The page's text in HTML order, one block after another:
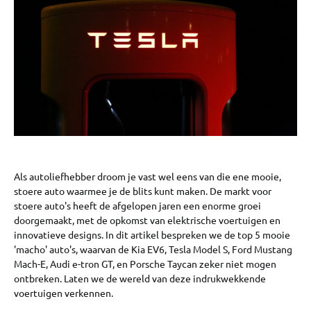
Als autoliefhebber droom je vast wel eens van die ene mooie,
stoere auto waarmee je de blits kunt maken. De markt voor
stoere auto's heeft de afgelopen jaren een enorme groei
doorgemaakt, met de opkomst van elektrische voertuigen en
innovatieve designs. In dit artikel bespreken we de top 5 mooie
'macho' auto's, waarvan de Kia EV6, Tesla Model S, Ford Mustang
Mach-E, Audi e-tron GT, en Porsche Taycan zeker niet mogen
ontbreken. Laten we de wereld van deze indrukwekkende
voertuigen verkennen.